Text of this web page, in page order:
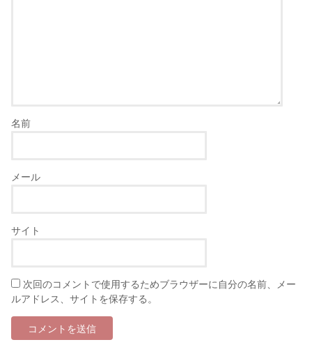
名前
メール
サイト
次回のコメントで使用するためブラウザーに自分の名前、メー
ルアドレス、サイトを保存する。